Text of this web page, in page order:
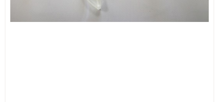
НОВИ